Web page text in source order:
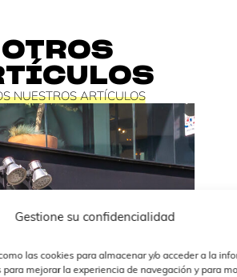
Gestione su confidencialidad
las cookies para almacenar y/o acceder a la
mejorar la experiencia de navegación y para
OTROS
NUESTROS ARTÍCULOS